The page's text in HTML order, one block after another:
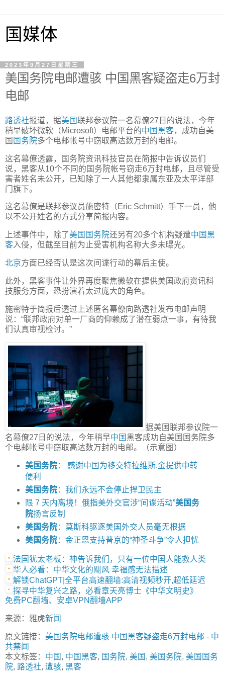
国媒体
2023年9月27日星期三
美国务院电邮遭骇 中国黑客疑盗走6万封
电邮
路透社报道，据美国联邦参议院一名幕僚27日的说法，今年
稍早破坏微软（Microsoft）电邮平台的中国黑客，成功自美
国 国务院多个电邮帐号中窃取高达数万封的电邮。
这名幕僚透露，国务院资讯科技官员在简报中告诉议员们
说，黑客从10个不同的国务院帐号窃走6万封电邮，且尽管受
害者姓名未公开，已知除了一人其他都隶属东亚及太平洋部
门旗下。
这名幕僚是联邦参议员施密特（Eric Schmitt）手下一员，他
以不公开姓名的方式分享简报内容。
上述事件中，除了美国国务院还另有20多个机构疑遭中国黑
客 入侵，但截至目前为止受害机构名称大多未曝光。
北京方面已经否认是这次间谍行动的幕后主使。
此外，黑客事件让外界再度聚焦微软在提供美国政府资讯科
技服务方面，恐扮演着太过庞大的角色。
施密特于简报后透过上述匿名幕僚向路透社发布电邮声明
说：“联邦政府对单一厂商的仰赖成了潜在弱点一事，有待我
们认真审视检讨。”
据美国联邦参议院一
名幕僚27日的说法，今年稍早中国 黑客成功自美国国务院多
个电邮帐号中窃取高达数万封的电邮。（示意图）
美国务院： 感谢中国为移交特拉维斯.金提供中转
便利
美国务院：我们永远不会停止捍卫民主
限 7 天内离境！俄指美外交官涉“间谍活动”美国务
院扬言反制
美国务院：莫斯科驱逐美国外交人员毫无根据
美国务院：金正恩支持普京的“神圣斗争”令人担忧
法国犹太老板：神告诉我们，只有一位中国人能救人类
华人必看：中华文化的飓风 幸福感无法描述
解锁ChatGPT|全平台高速翻墙:高清视频秒开,超低延迟
探寻中华复兴之路，必看章天亮博士《中华文明史》
免费PC翻墙、安卓VPN翻墙APP
来源：雅虎新闻
原文链接： 美国务院电邮遭骇 中国黑客疑盗走6万封电邮 - 中
共禁闻
本文标签： 中国 , 中国黑客, 国务院, 美国 , 美国务院, 美国国务
院, 路透社, 遭骇, 黑客